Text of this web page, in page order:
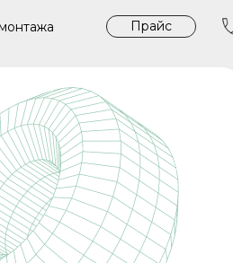
Прайс